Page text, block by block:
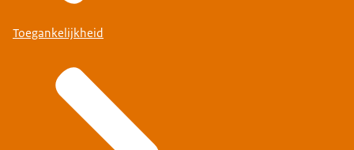
Toegankelijkheid